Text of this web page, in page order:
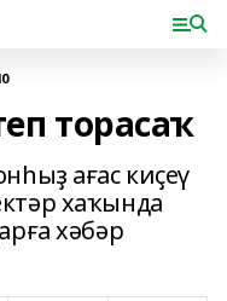
торасаҡ
ағас киҫеү
хаҡында
хәбәр